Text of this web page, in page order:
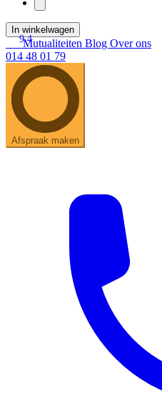
In winkelwagen
9.4
Mutualiteiten Blog Over ons
014 48 01 79
Afspraak maken